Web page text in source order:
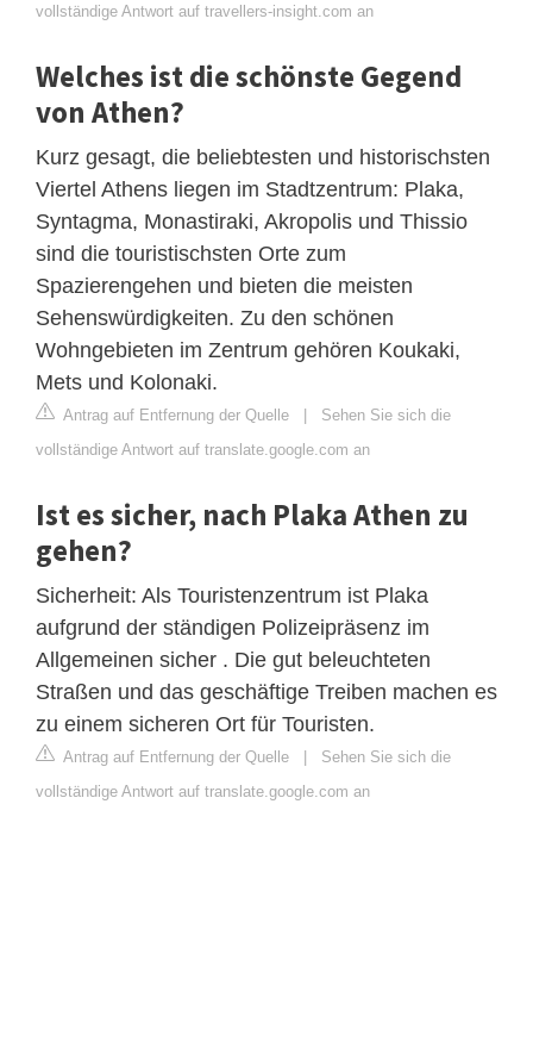
vollständige Antwort auf travellers-insight.com an
Welches ist die schönste Gegend
von Athen?
Kurz gesagt, die beliebtesten und historischsten
Viertel Athens liegen im Stadtzentrum: Plaka,
Syntagma, Monastiraki, Akropolis und Thissio
sind die touristischsten Orte zum
Spazierengehen und bieten die meisten
Sehenswürdigkeiten. Zu den schönen
Wohngebieten im Zentrum gehören Koukaki,
Mets und Kolonaki.
Antrag auf Entfernung der Quelle | Sehen Sie sich die
vollständige Antwort auf translate.google.com an
Ist es sicher, nach Plaka Athen zu
gehen?
Sicherheit: Als Touristenzentrum ist Plaka
aufgrund der ständigen Polizeipräsenz im
Allgemeinen sicher . Die gut beleuchteten
Straßen und das geschäftige Treiben machen es
zu einem sicheren Ort für Touristen.
Antrag auf Entfernung der Quelle | Sehen Sie sich die
vollständige Antwort auf translate.google.com an